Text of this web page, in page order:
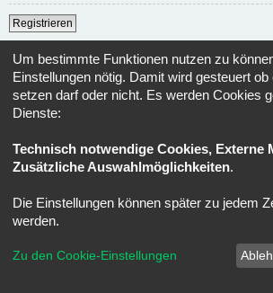
Registrieren
Powered byphpBB® Forum Software ©
Um bestimmte Funktionen nutzen zu
Einstellungen nötig. Damit wird gesteuert
setzen darf oder nicht. Es werden Cookies
Dienste:
Technisch notwendige Cookies, Externe
Zusätzliche Auswahlmöglichkeiten.
Die Einstellungen können später zu jedem
werden.
Zu den Cookie-Einstellungen